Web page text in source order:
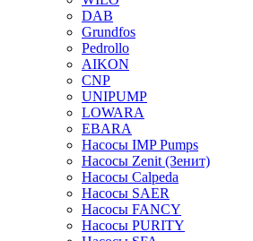
DAB
Grundfos
Pedrollo
AIKON
CNP
UNIPUMP
LOWARA
EBARA
Насосы IMP Pumps
Насосы Zenit (Зенит)
Насосы Calpeda
Насосы SAER
Насосы FANCY
Насосы PURITY